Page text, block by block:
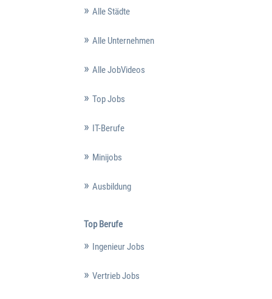
Alle Städte
Alle Unternehmen
Alle JobVideos
Top Jobs
IT-Berufe
Minijobs
Ausbildung
Top Berufe
Ingenieur Jobs
Vertrieb Jobs